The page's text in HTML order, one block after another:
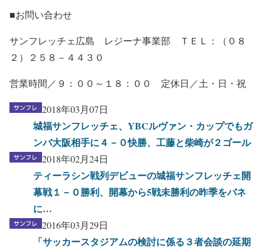
■お問い合わせ
サンフレッチェ広島 レジーナ事業部 ＴＥＬ：（０８
２）２５８－４４３０
営業時間／９：００～１８：００ 定休日／土・日・祝
2018年03月07日
城福サンフレッチェ、YBCルヴァン・カップでもガ
ンバ大阪相手に４－０快勝、工藤と柴崎が２ゴール
2018年02月24日
ティーラシン戦列デビューの城福サンフレッチェ開
幕戦１－０勝利、開幕から5戦未勝利の昨季をバネ
に…
2016年03月29日
「サッカースタジアムの検討に係る３者会談の延期